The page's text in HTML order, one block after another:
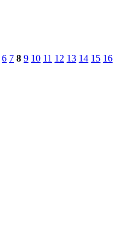
6 7 8 9 10 11 12 13 14 15 16